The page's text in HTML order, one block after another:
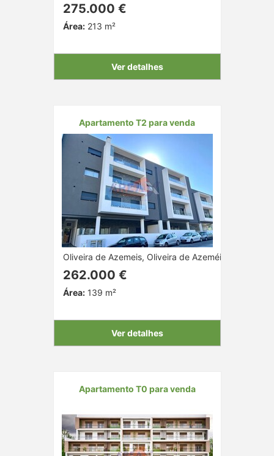
275.000 €
Área:213 m²
Ver detalhes
Apartamento T2 para venda
Oliveira de Azemeis, Oliveira de Azeméis, Aveiro
262.000 €
Área:139 m²
Ver detalhes
Apartamento T0 para venda